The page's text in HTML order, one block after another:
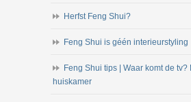
Herfst Feng Shui?
Feng Shui is géén interieurstyling
Feng Shui tips | Waar komt de tv?
huiskamer